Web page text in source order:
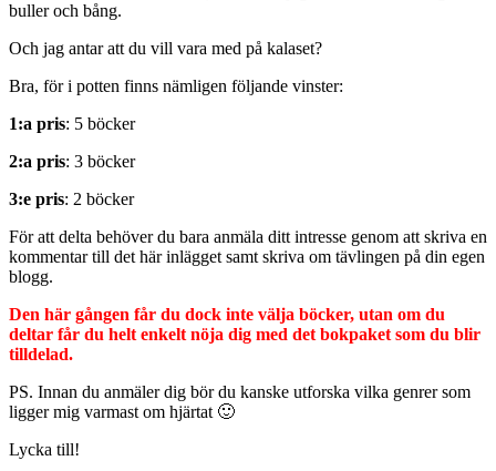
buller och bång.
Och jag antar att du vill vara med på kalaset?
Bra, för i potten finns nämligen följande vinster:
1:a pris: 5 böcker
2:a pris: 3 böcker
3:e pris: 2 böcker
För att delta behöver du bara anmäla ditt intresse genom att skriva en
kommentar till det här inlägget samt skriva om tävlingen på din egen
blogg.
Den här gången får du dock inte välja böcker, utan om du
deltar får du helt enkelt nöja dig med det bokpaket som du blir
tilldelad.
PS. Innan du anmäler dig bör du kanske utforska vilka genrer som
ligger mig varmast om hjärtat 🙂
Lycka till!